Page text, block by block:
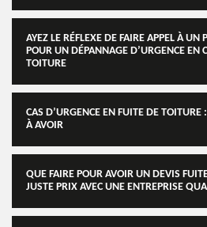
AYEZ LE RÉFLEXE DE FAIRE APPEL À UN
POUR UN DÉPANNAGE D’URGENCE EN
TOITURE
CAS D’URGENCE EN FUITE DE TOITURE
À AVOIR
QUE FAIRE POUR AVOIR UN DEVIS
JUSTE PRIX AVEC UNE ENTREPRISE